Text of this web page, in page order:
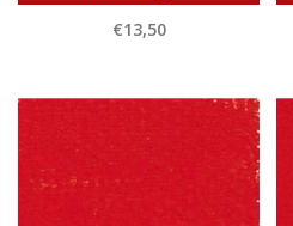
€13,50